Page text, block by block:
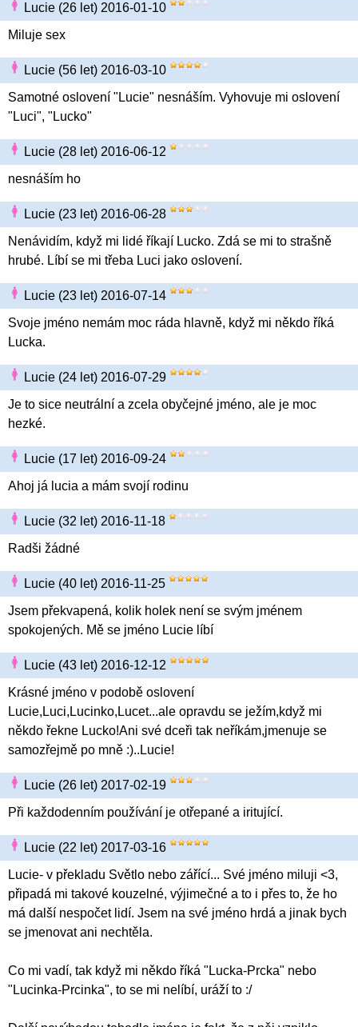
Lucie (26 let) 2016-01-10
Miluje sex
Lucie (56 let) 2016-03-10
Samotné oslovení "Lucie" nesnáším. Vyhovuje mi oslovení
"Luci", "Lucko"
Lucie (28 let) 2016-06-12
nesnáším ho
Lucie (23 let) 2016-06-28
Nenávidím, když mi lidé říkají Lucko. Zdá se mi to strašně
hrubé. Líbí se mi třeba Luci jako oslovení.
Lucie (23 let) 2016-07-14
Svoje jméno nemám moc ráda hlavně, když mi někdo říká
Lucka.
Lucie (24 let) 2016-07-29
Je to sice neutrální a zcela obyčejné jméno, ale je moc
hezké.
Lucie (17 let) 2016-09-24
Ahoj já lucia a mám svojí rodinu
Lucie (32 let) 2016-11-18
Radši žádné
Lucie (40 let) 2016-11-25
Jsem překvapená, kolik holek není se svým jménem
spokojených. Mě se jméno Lucie líbí
Lucie (43 let) 2016-12-12
Krásné jméno v podobě oslovení
Lucie,Luci,Lucinko,Lucet...ale opravdu se ježím,když mi
někdo řekne Lucko!Ani své dceři tak neříkám,jmenuje se
samozřejmě po mně :)..Lucie!
Lucie (26 let) 2017-02-19
Při každodenním používání je otřepané a iritující.
Lucie (22 let) 2017-03-16
Lucie- v překladu Světlo nebo zářící... Své jméno miluji <3,
připadá mi takové kouzelné, výjimečné a to i přes to, že ho
má další nespočet lidí. Jsem na své jméno hrdá a jinak bych
se jmenovat ani nechtěla.
Co mi vadí, tak když mi někdo říká "Lucka-Prcka" nebo
"Lucinka-Prcinka", to se mi nelíbí, uráží to :/